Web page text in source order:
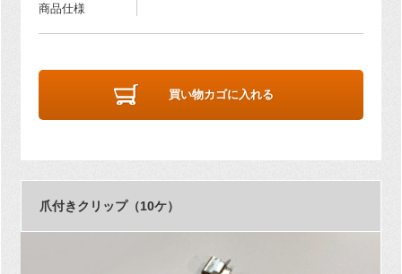
商品仕様
買い物カゴに入れる
爪付きクリップ（10ケ）